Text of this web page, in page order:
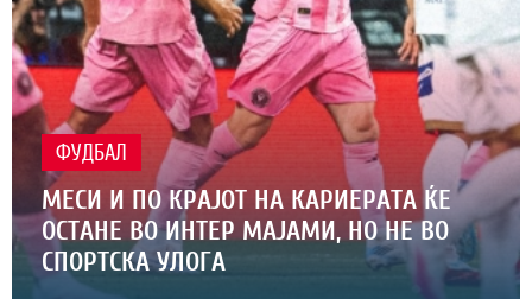
ФУДБАЛ
МЕСИ И ПО КРАЈОТ НА КАРИЕРАТА ЌЕ
ОСТАНЕ ВО ИНТЕР МАЈАМИ, НО НЕ ВО
СПОРТСКА УЛОГА